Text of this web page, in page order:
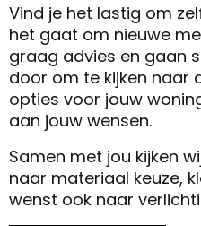
Vind je het lastig om
het gaat om nieuwe
graag advies en gaan
door om te kijken naar
opties voor jouw
aan jouw wensen.
Samen met jou kijken
naar materiaal keuze,
wenst ook naar